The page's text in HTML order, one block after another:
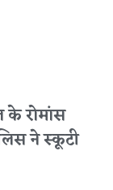
रोमांस
ने स्कूटी